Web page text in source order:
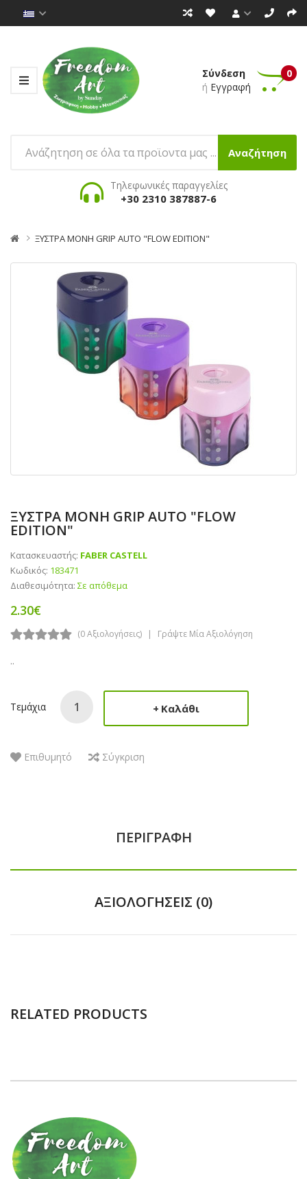
Σύνδεση
ή Εγγραφή
0
Αναζήτηση
Τηλεφωνικές παραγγελίες
+30 2310 387887-6
ΞΥΣΤΡΑ ΜΟΝΗ GRIP AUTO "FLOW EDITION"
ΞΥΣΤΡΑ ΜΟΝΗ GRIP AUTO "FLOW
EDITION"
Κατασκευαστής: FABER CASTELL
Κωδικός: 183471
Διαθεσιμότητα: Σε απόθεμα
2.30€
(0 Αξιολογήσεις) Γράψτε Μία Αξιολόγηση
..
Τεμάχια Καλάθι
Επιθυμητό Σύγκριση
ΠΕΡΙΓΡΑΦΉ
ΑΞΙΟΛΟΓΉΣΕΙΣ (0)
RELATED PRODUCTS